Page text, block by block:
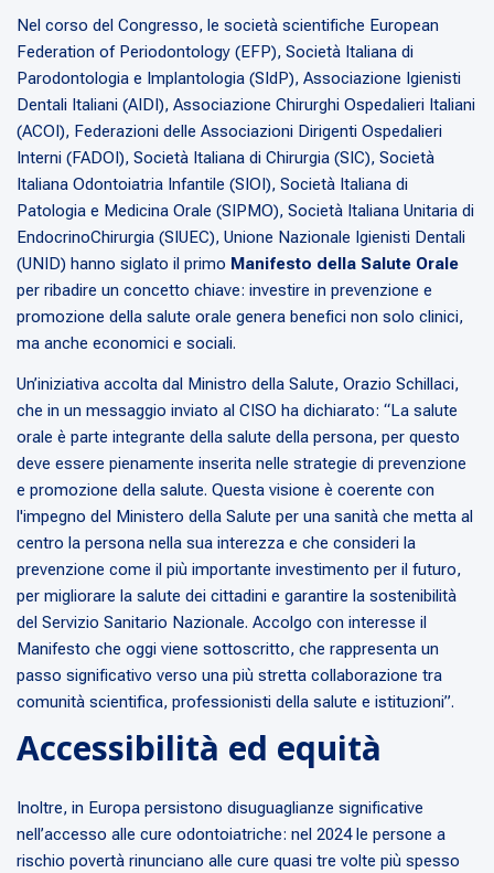
Nel corso del Congresso, le società scientifiche European
Federation of Periodontology (EFP), Società Italiana di
Parodontologia e Implantologia (SIdP), Associazione Igienisti
Dentali Italiani (AIDI), Associazione Chirurghi Ospedalieri Italiani
(ACOI), Federazioni delle Associazioni Dirigenti Ospedalieri
Interni (FADOI), Società Italiana di Chirurgia (SIC), Società
Italiana Odontoiatria Infantile (SIOI), Società Italiana di
Patologia e Medicina Orale (SIPMO), Società Italiana Unitaria di
EndocrinoChirurgia (SIUEC), Unione Nazionale Igienisti Dentali
(UNID) hanno siglato il primo Manifesto della Salute Orale
per ribadire un concetto chiave: investire in prevenzione e
promozione della salute orale genera benefici non solo clinici,
ma anche economici e sociali.
Un’iniziativa accolta dal Ministro della Salute, Orazio Schillaci,
che in un messaggio inviato al CISO ha dichiarato: “La salute
orale è parte integrante della salute della persona, per questo
deve essere pienamente inserita nelle strategie di prevenzione
e promozione della salute. Questa visione è coerente con
l'impegno del Ministero della Salute per una sanità che metta al
centro la persona nella sua interezza e che consideri la
prevenzione come il più importante investimento per il futuro,
per migliorare la salute dei cittadini e garantire la sostenibilità
del Servizio Sanitario Nazionale. Accolgo con interesse il
Manifesto che oggi viene sottoscritto, che rappresenta un
passo significativo verso una più stretta collaborazione tra
comunità scientifica, professionisti della salute e istituzioni”.
Accessibilità ed equità
Inoltre, in Europa persistono disuguaglianze significative
nell’accesso alle cure odontoiatriche: nel 2024 le persone a
rischio povertà rinunciano alle cure quasi tre volte più spesso